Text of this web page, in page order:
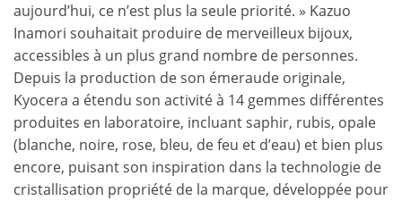
aujourd’hui, ce n’est plus la seule priorité. » Kazuo
Inamori souhaitait produire de merveilleux bijoux,
accessibles à un plus grand nombre de personnes.
Depuis la production de son émeraude originale,
Kyocera a étendu son activité à 14 gemmes différentes
produites en laboratoire, incluant saphir, rubis, opale
(blanche, noire, rose, bleu, de feu et d’eau) et bien plus
encore, puisant son inspiration dans la technologie de
cristallisation propriété de la marque, développée pour